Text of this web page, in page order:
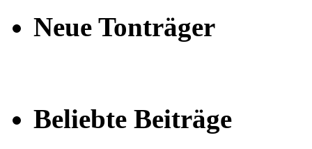
Neue Tonträger
Beliebte Beiträge